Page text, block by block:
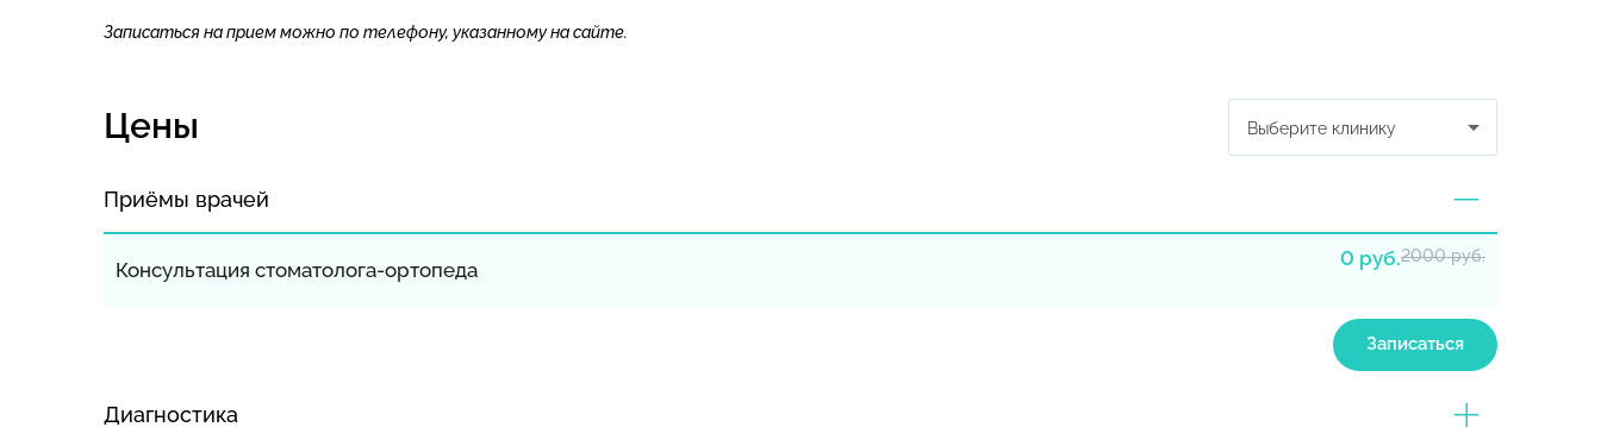
Записаться на прием можно по телефону, указанному на сайте.
Цены Выберите клинику
Приёмы врачей
Консультация стоматолога-ортопеда 0 руб.2000 руб.
Записаться
Диагностика